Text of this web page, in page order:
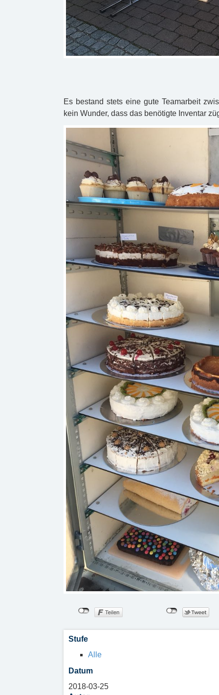
Es bestand stets eine gute Teamarbeit
kein Wunder, dass das benötigte Inventar
Stufe
Alle
Datum
2018-03-25